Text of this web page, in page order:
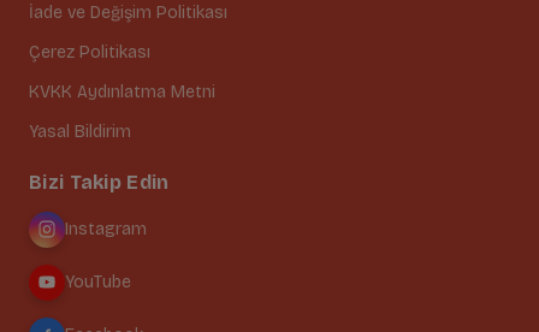
İade ve Değişim Politikası
Çerez Politikası
KVKK Aydınlatma Metni
Yasal Bildirim
Bizi Takip Edin
Instagram
YouTube